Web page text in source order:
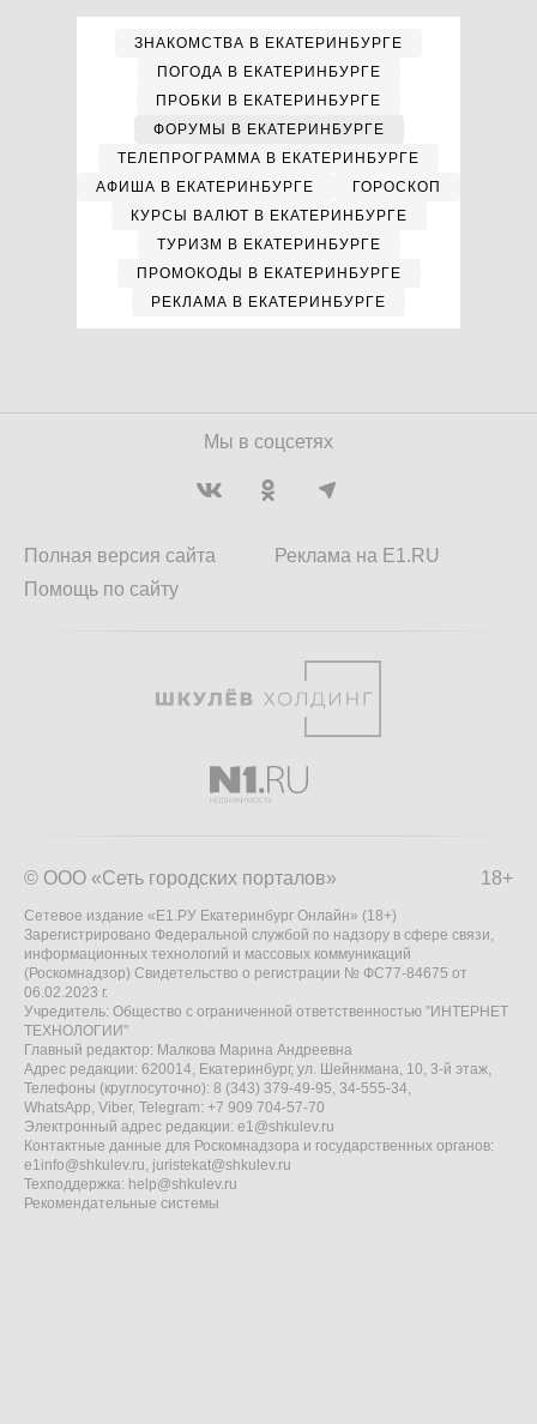
ЗНАКОМСТВА В ЕКАТЕРИНБУРГЕ
ПОГОДА В ЕКАТЕРИНБУРГЕ
ПРОБКИ В ЕКАТЕРИНБУРГЕ
ФОРУМЫ В ЕКАТЕРИНБУРГЕ
ТЕЛЕПРОГРАММА В ЕКАТЕРИНБУРГЕ
АФИША В ЕКАТЕРИНБУРГЕ
ГОРОСКОП
КУРСЫ ВАЛЮТ В ЕКАТЕРИНБУРГЕ
ТУРИЗМ В ЕКАТЕРИНБУРГЕ
ПРОМОКОДЫ В ЕКАТЕРИНБУРГЕ
РЕКЛАМА В ЕКАТЕРИНБУРГЕ
Мы в соцсетях
Полная версия сайта
Помощь по сайту
Реклама на E1.RU
18+
© ООО «Сеть городских порталов»
Сетевое издание «Е1.РУ Екатеринбург Онлайн» (18+)
Зарегистрировано Федеральной службой по надзору в сфере связи,
информационных технологий и массовых коммуникаций
(Роскомнадзор) Свидетельство о регистрации № ФС77-84675 от
06.02.2023 г.
Учредитель: Общество с ограниченной ответственностью "ИНТЕРНЕТ
ТЕХНОЛОГИИ"
Главный редактор: Малкова Марина Андреевна
Адрес редакции: 620014, Екатеринбург, ул. Шейнкмана, 10, 3-й этаж,
Телефоны (круглосуточно): 8 (343) 379-49-95, 34-555-34,
WhatsApp, Viber, Telegram: +7 909 704-57-70
Электронный адрес редакции: e1@shkulev.ru
Контактные данные для Роскомнадзора и государственных органов:
e1info@shkulev.ru, juristekat@shkulev.ru
Техподдержка: help@shkulev.ru
Рекомендательные системы